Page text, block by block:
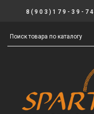
8(903)179-39-74